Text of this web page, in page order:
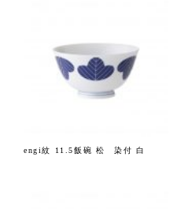
engi紋 11.5飯碗 松 染付 白